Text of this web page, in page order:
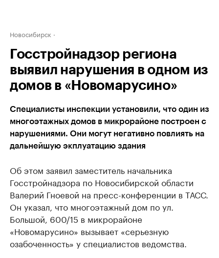
Новосибирск
Госстройнадзор региона
выявил нарушения в одном из
домов в «Новомарусино»
Специалисты инспекции установили, что один из
многоэтажных домов в микрорайоне построен с
нарушениями. Они могут негативно повлиять на
дальнейшую экплуатацию здания
Об этом заявил заместитель начальника
Госстройнадзора по Новосибирской области
Валерий Гноевой на пресс-конференции в ТАСС.
Он указал, что многоэтажный дом по ул.
Большой, 600/15 в микрорайоне
«Новомарусино» вызывает «серьезную
озабоченность» у специалистов ведомства.